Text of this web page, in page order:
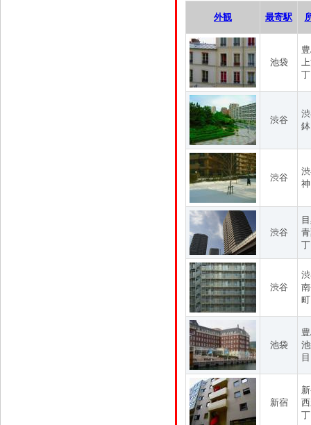
外観 最寄駅
池袋
渋谷
渋谷
渋谷
渋谷
池袋
新宿